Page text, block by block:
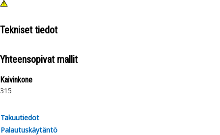
Tekniset tiedot
Yhteensopivat mallit
Kaivinkone
315
Takuutiedot
Palautuskäytäntö